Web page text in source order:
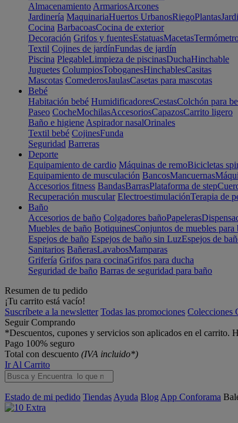
Almacenamiento ArmariosArcones
Jardinería MaquinariaHuertos UrbanosRiegoPlantas
Cocina BarbacoasCocina de exterior
Decoración Grifos y fuentesEstatuasMacetas
Textil Cojines de jardínFundas de jardín
Piscina PlegableLimpieza de piscinasDuchaHinchable
Juguetes ColumpiosToboganesHinchablesCasitas
Mascotas ComederosJaulasCasetas para mascotas
Bebé
Habitación bebé HumidificadoresCestasColchón para
Paseo CocheMochilasAccesoriosCapazosCarrito ligero
Baño e higiene Aspirador nasalOrinales
Textil bebé CojinesFunda
Seguridad Barreras
Deporte
Equipamiento de cardio Máquinas de remoBicicletas
Equipamiento de musculación BancosMancuernas
Accesorios fitness BandasBarrasPlataforma de step
Recuperación muscular ElectroestimulaciónTerapia de
Baño
Accesorios de baño Colgadores bañoPapeleras
Muebles de baño BotiquinesConjuntos de muebles para
Espejos de baño Espejos de baño sin LuzEspejos de
Sanitarios BañerasLavabosMamparas
Grifería Grifos para cocinaGrifos para ducha
Seguridad de baño Barras de seguridad para baño
Resumen de tu pedido
¡Tu carrito está vacío!
Suscríbete a la newsletter Todas las promociones Colecciones
Seguir Comprando
*Descuentos, cupones y servicios son aplicados en el carrito.
Pago 100% seguro
Total con descuento (IVA incluido*)
Ir Al Carrito
Estado de mi pedido Tiendas Ayuda Blog App Conforama